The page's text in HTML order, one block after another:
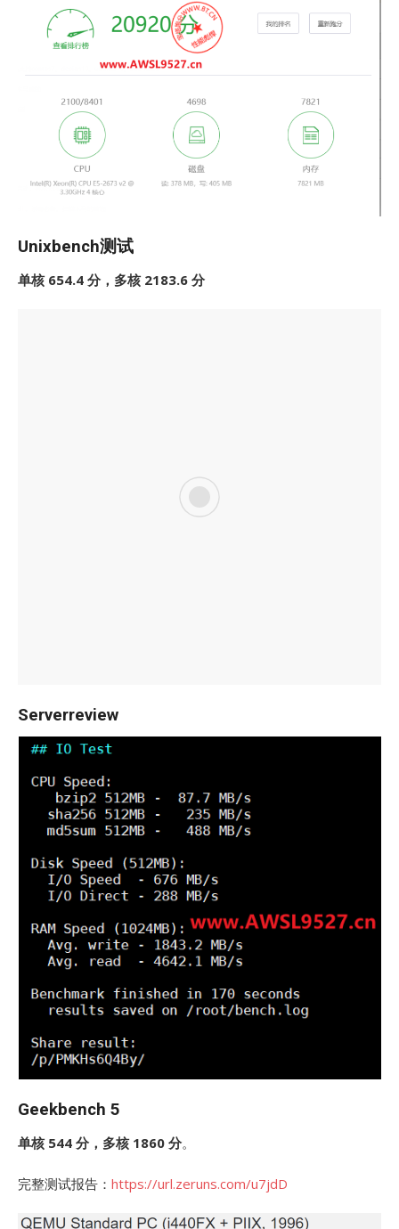
Unixbench测试
单核 654.4 分，多核 2183.6 分
Serverreview
Geekbench 5
单核 544 分，多核 1860 分。
完整测试报告： https://url.zeruns.com/u7jdD